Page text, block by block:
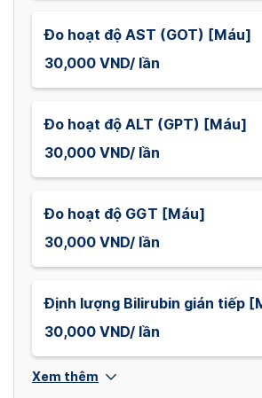
Đo hoạt độ AST (GOT) [Máu]
30,000 VND/ lần
Đo hoạt độ ALT (GPT) [Máu]
30,000 VND/ lần
Đo hoạt độ GGT [Máu]
30,000 VND/ lần
Định lượng Bilirubin gián tiếp
30,000 VND/ lần
Xem thêm